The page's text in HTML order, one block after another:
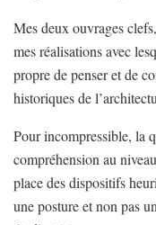
Mes deux ouvrages
mes réalisations avec
propre de penser et de
historiques de
Pour incompressible, la
compréhension au
place des dispositifs
une posture et non pas